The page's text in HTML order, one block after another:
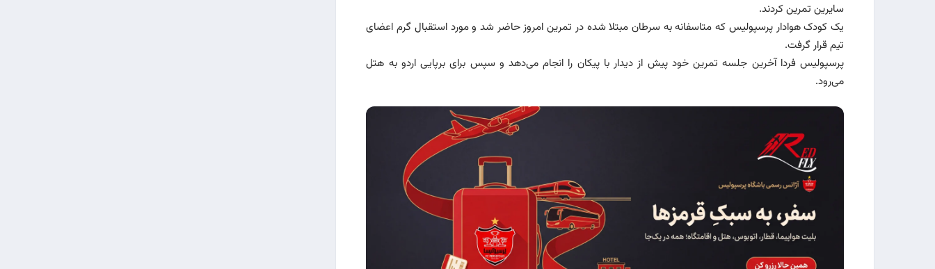
سایرین تمرین کردند.
یک کودک هوادار پرسپولیس که متاسفانه به سرطان مبتلا شده در تمرین امروز حاضر شد و مورد استقبال گرم اعضای
تیم قرار گرفت.
پر‌سپولیس فردا آخرین جلسه تمرین خود پیش از دیدار با پیکان را انجام می‌دهد و سپس برای برپایی اردو به هتل
می‌رود.